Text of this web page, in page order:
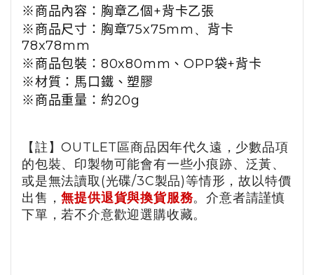
※商品內容： 胸章乙個+背卡乙張
※商品尺寸：胸章75x75mm 、 背卡
78x78mm
※商品包裝： 80x80mm、OPP袋+背卡
※材質： 馬口鐵、塑膠
※商品重量：約20g
【註】OUTLET區商品因年代久遠，少數品項
的包裝、印製物可能會有一些小痕跡、泛黃、
或是無法讀取(光碟/3C製品)等情形，故以特價
出售，無提供退貨與換貨服務。介意者請謹慎
下單，若不介意歡迎選購收藏。